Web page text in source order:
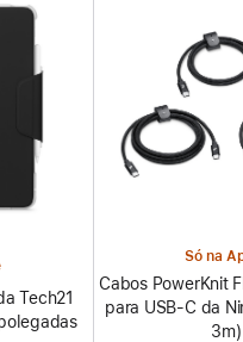
Tech21
Só na
Cabos PowerKnit
para USB‑C da
3m)